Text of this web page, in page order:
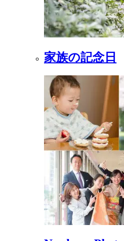
家族の記念日